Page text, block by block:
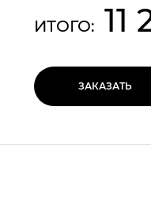
ИТОГО: 11
ЗАКАЗАТЬ